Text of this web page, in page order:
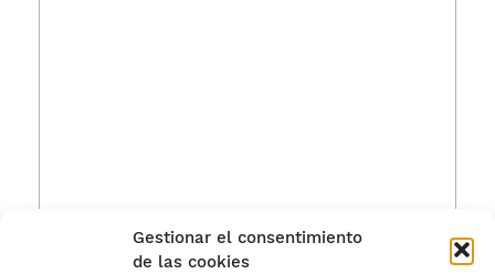
Gestionar el consentimiento
de las cookies